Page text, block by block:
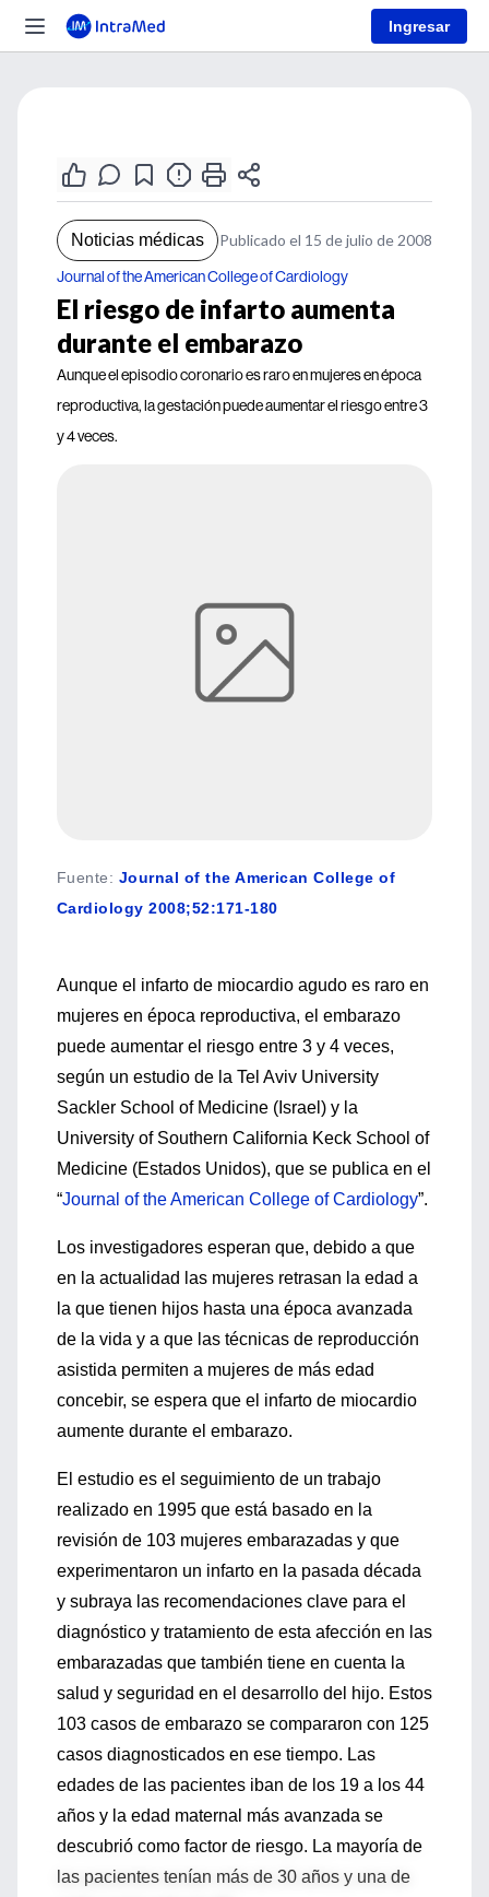
Ingresar
Noticias médicas Publicado el 15 de julio de 2008
Journal of the American College of Cardiology
El riesgo de infarto aumenta
durante el embarazo
Aunque el episodio coronario es raro en mujeres en época
reproductiva, la gestación puede aumentar el riesgo entre 3
y 4 veces.
Fuente: Journal of the American College of
Cardiology 2008;52:171-180
Aunque el infarto de miocardio agudo es raro en
mujeres en época reproductiva, el embarazo
puede aumentar el riesgo entre 3 y 4 veces,
según un estudio de la Tel Aviv University
Sackler School of Medicine (Israel) y la
University of Southern California Keck School of
Medicine (Estados Unidos), que se publica en el
“Journal of the American College of Cardiology”.
Los investigadores esperan que, debido a que
en la actualidad las mujeres retrasan la edad a
la que tienen hijos hasta una época avanzada
de la vida y a que las técnicas de reproducción
asistida permiten a mujeres de más edad
concebir, se espera que el infarto de miocardio
aumente durante el embarazo.
El estudio es el seguimiento de un trabajo
realizado en 1995 que está basado en la
revisión de 103 mujeres embarazadas y que
experimentaron un infarto en la pasada década
y subraya las recomendaciones clave para el
diagnóstico y tratamiento de esta afección en las
embarazadas que también tiene en cuenta la
salud y seguridad en el desarrollo del hijo. Estos
103 casos de embarazo se compararon con 125
casos diagnosticados en ese tiempo. Las
edades de las pacientes iban de los 19 a los 44
años y la edad maternal más avanzada se
descubrió como factor de riesgo. La mayoría de
las pacientes tenían más de 30 años y una de